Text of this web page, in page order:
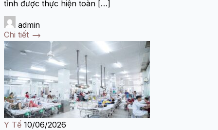
tỉnh được thực hiện toàn […]
admin
Chi tiết trending_flat
Y Tế 10/06/2026